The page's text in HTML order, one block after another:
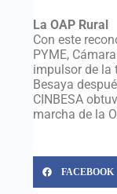
La OAP Rural
Con este
PYME,
impulsor de la
Besaya
CINBESA
marcha de la
FACEBOOK